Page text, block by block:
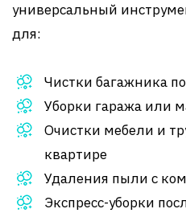
универсальный
для:
Чистки багажника
Уборки гаража или
Очистки мебели и
квартире
Удаления пыли с
Экспресс-уборки